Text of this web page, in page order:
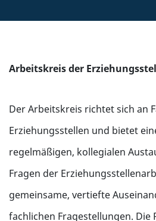
Arbeitskreis der
Der Arbeitskreis richtet sich an
Erziehungsstellen und bietet
regelmäßigen, kollegialen
Fragen der
gemeinsame, vertiefte
fachlichen Fragestellungen. Die